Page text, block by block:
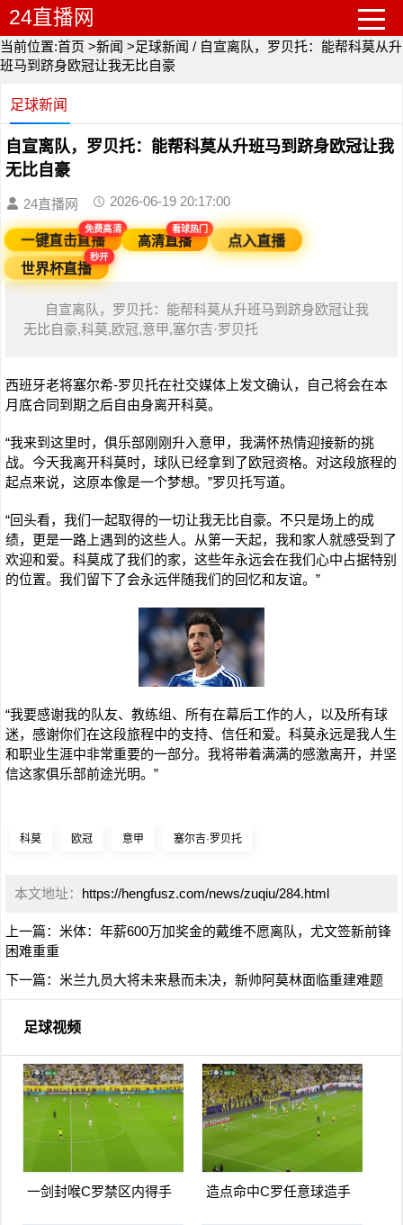
24直播网
当前位置:首页 >新闻 >足球新闻 / 自宣离队，罗贝托：能帮科莫从升
班马到跻身欧冠让我无比自豪
足球新闻
自宣离队，罗贝托：能帮科莫从升班马到跻身欧冠让我
无比自豪
24直播网 2026-06-19 20:17:00
一键直击直播
免费高清
高清直播
看球热门
点入直播
世界杯直播
秒开
自宣离队，罗贝托：能帮科莫从升班马到跻身欧冠让我
无比自豪,科莫,欧冠,意甲,塞尔吉·罗贝托
西班牙老将塞尔希-罗贝托在社交媒体上发文确认，自己将会在本
月底合同到期之后自由身离开科莫。
“我来到这里时，俱乐部刚刚升入意甲，我满怀热情迎接新的挑
战。今天我离开科莫时，球队已经拿到了欧冠资格。对这段旅程的
起点来说，这原本像是一个梦想。”罗贝托写道。
“回头看，我们一起取得的一切让我无比自豪。不只是场上的成
绩，更是一路上遇到的这些人。从第一天起，我和家人就感受到了
欢迎和爱。科莫成了我们的家，这些年永远会在我们心中占据特别
的位置。我们留下了会永远伴随我们的回忆和友谊。”
“我要感谢我的队友、教练组、所有在幕后工作的人，以及所有球
迷，感谢你们在这段旅程中的支持、信任和爱。科莫永远是我人生
和职业生涯中非常重要的一部分。我将带着满满的感激离开，并坚
信这家俱乐部前途光明。”
科莫 欧冠 意甲 塞尔吉·罗贝托
本文地址： https://hengfusz.com/news/zuqiu/284.html
上一篇： 米体：年薪600万加奖金的戴维不愿离队，尤文签新前锋
困难重重
下一篇： 米兰九员大将未来悬而未决，新帅阿莫林面临重建难题
足球视频
一剑封喉C罗禁区内得手
造点命中C罗任意球造手